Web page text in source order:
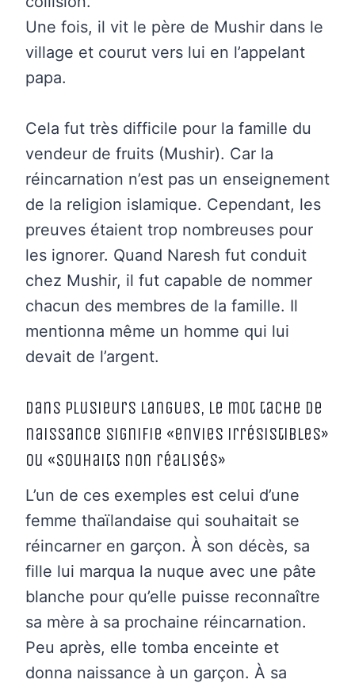
Une fois, il vit le père de Mushir dans le
village et courut vers lui en l’appelant
papa.
Cela fut très difficile pour la famille du
vendeur de fruits (Mushir). Car la
réincarnation n’est pas un enseignement
de la religion islamique. Cependant, les
preuves étaient trop nombreuses pour
les ignorer. Quand Naresh fut conduit
chez Mushir, il fut capable de nommer
chacun des membres de la famille. Il
mentionna même un homme qui lui
devait de l’argent.
Dans plusieurs langues, le mot tache de
naissance signifie «envies irrésistibles»
ou «souhaits non réalisés»
L’un de ces exemples est celui d’une
femme thaïlandaise qui souhaitait se
réincarner en garçon. À son décès, sa
fille lui marqua la nuque avec une pâte
blanche pour qu’elle puisse reconnaître
sa mère à sa prochaine réincarnation.
Peu après, elle tomba enceinte et
donna naissance à un garçon. À sa